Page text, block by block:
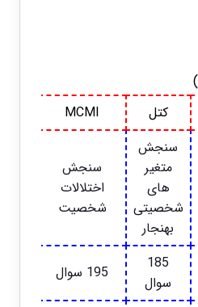
کتل
MCMI
سنجش
متغیر
های
شخصیتی
بهنجار
سنجش
اختلالات
شخصیت
185
سوال
195 سوال